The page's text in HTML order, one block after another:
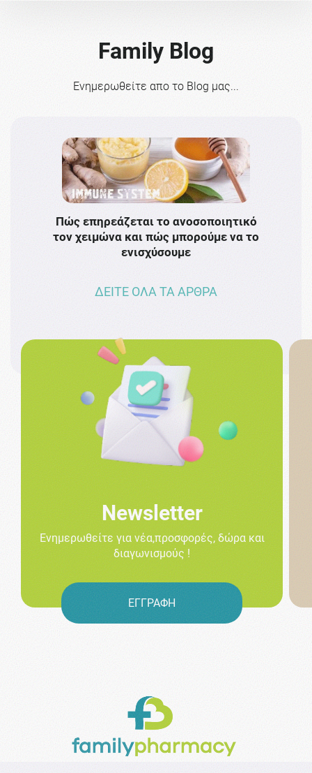
Family Blog
Ενημερωθείτε απο το Blog μας...
Πώς επηρεάζεται το ανοσοποιητικό
τον χειμώνα και πώς μπορούμε να το
ενισχύσουμε
ΔΕΙΤΕ ΟΛΑ ΤΑ ΑΡΘΡΑ
Newsletter
Ενημερωθείτε για νέα,προσφορές, δώρα και
διαγωνισμούς !
ΕΓΓΡΑΦΗ